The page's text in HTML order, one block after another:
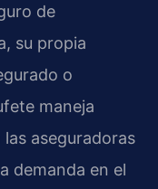
de
su propia
o
maneja
aseguradoras
demanda en el